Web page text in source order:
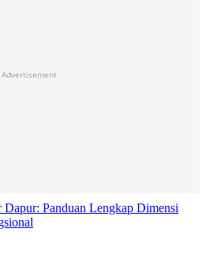
Advertisement
Dapur: Panduan Lengkap Dimensi